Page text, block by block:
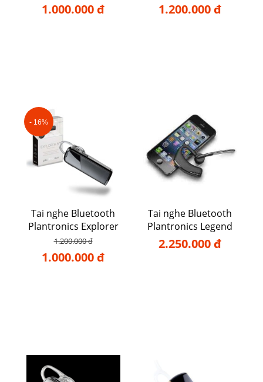
1.000.000 đ 1.200.000 đ
- 16%
Tai nghe Bluetooth
Plantronics Explorer
80
1.200.000 đ
1.000.000 đ
Tai nghe Bluetooth
Plantronics Legend
2.250.000 đ